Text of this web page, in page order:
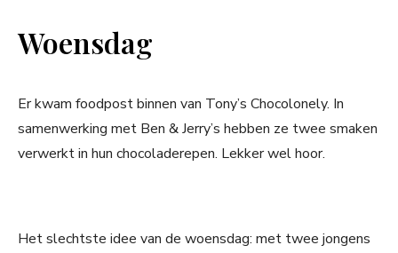
Woensdag
Er kwam foodpost binnen van Tony’s Chocolonely. In
samenwerking met Ben & Jerry’s hebben ze twee smaken
verwerkt in hun chocoladerepen. Lekker wel hoor.
Het slechtste idee van de woensdag: met twee jongens